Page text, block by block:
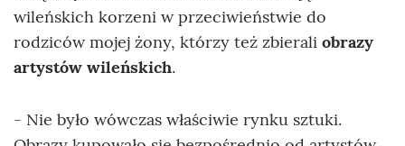
wileńskich korzeni w przeciwieństwie do
rodziców mojej żony, którzy też zbierali obrazy
artystów wileńskich.
- Nie było wówczas właściwie rynku sztuki.